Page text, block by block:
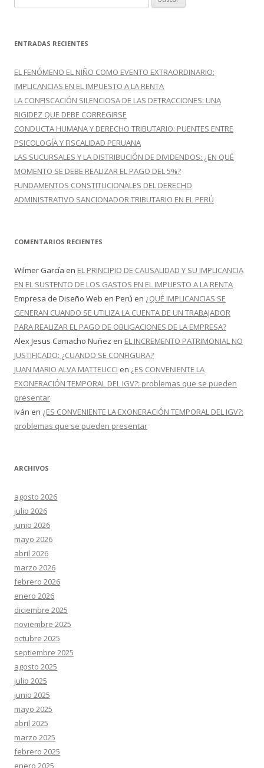
u
c
r
:
ENTRADAS RECIENTES
EL FENÓMENO EL NIÑO COMO EVENTO EXTRAORDINARIO:
IMPLICANCIAS EN EL IMPUESTO A LA RENTA
LA CONFISCACIÓN SILENCIOSA DE LAS DETRACCIONES: UNA
RIGIDEZ QUE DEBE CORREGIRSE
CONDUCTA HUMANA Y DERECHO TRIBUTARIO: PUENTES ENTRE
PSICOLOGÍA Y FISCALIDAD PERUANA
LAS SUCURSALES Y LA DISTRIBUCIÓN DE DIVIDENDOS: ¿EN QUÉ
MOMENTO SE DEBE REALIZAR EL PAGO DEL 5%?
FUNDAMENTOS CONSTITUCIONALES DEL DERECHO
ADMINISTRATIVO SANCIONADOR TRIBUTARIO EN EL PERÚ
COMENTARIOS RECIENTES
Wilmer García en EL PRINCIPIO DE CAUSALIDAD Y SU IMPLICANCIA
EN EL SUSTENTO DE LOS GASTOS EN EL IMPUESTO A LA RENTA
Empresa de Diseño Web en Perú en ¿QUÉ IMPLICANCIAS SE
GENERAN CUANDO SE UTILIZA LA CUENTA DE UN TRABAJADOR
PARA REALIZAR EL PAGO DE OBLIGACIONES DE LA EMPRESA?
Alex Jesus Camacho Nuñez en EL INCREMENTO PATRIMONIAL NO
JUSTIFICADO: ¿CUANDO SE CONFIGURA?
JUAN MARIO ALVA MATTEUCCI en ¿ES CONVENIENTE LA
EXONERACIÓN TEMPORAL DEL IGV?: problemas que se pueden
presentar
Iván en ¿ES CONVENIENTE LA EXONERACIÓN TEMPORAL DEL IGV?:
problemas que se pueden presentar
ARCHIVOS
agosto 2026
julio 2026
junio 2026
mayo 2026
abril 2026
marzo 2026
febrero 2026
enero 2026
diciembre 2025
noviembre 2025
octubre 2025
septiembre 2025
agosto 2025
julio 2025
junio 2025
mayo 2025
abril 2025
marzo 2025
febrero 2025
enero 2025